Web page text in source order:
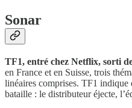
Sonar
TF1, entré chez Netflix, sorti
en France et en Suisse, trois
linéaires comprises. TF1 indique
bataille : le distributeur éjecte,